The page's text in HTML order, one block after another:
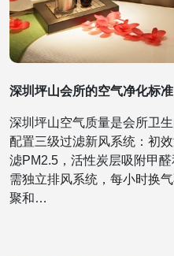
深圳坪山会所的空气净化标准
深圳坪山空气质量是会所卫
配置三级过滤新风系统：初
滤PM2.5，活性炭层吸附甲
需独立排风系统，每小时换
聚和…